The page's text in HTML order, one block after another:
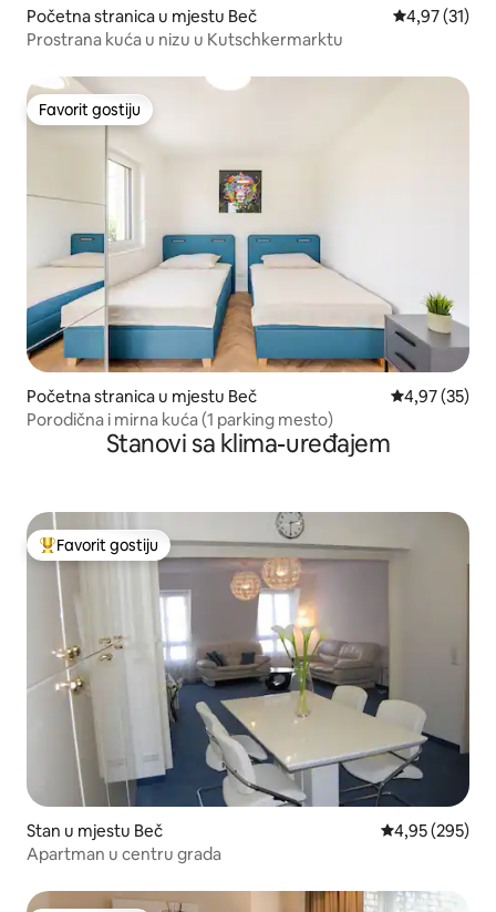
Početna stranica u mjestu Beč prosječna
4,97 (31)
Prostrana kuća u nizu u Kutschkermarktu
Favorit gostiju
Favorit gostiju
Početna stranica u mjestu Beč prosječna
4,97 (35)
Porodična i mirna kuća (1 parking mesto)
Stanovi sa klima-uređajem
Glavni favorit gostiju
Favorit gostiju
Stan u mjestu Beč prosječna
4,95 (295)
Apartman u centru grada